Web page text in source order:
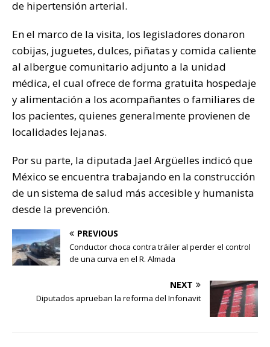
de hipertensión arterial.
En el marco de la visita, los legisladores donaron
cobijas, juguetes, dulces, piñatas y comida caliente
al albergue comunitario adjunto a la unidad
médica, el cual ofrece de forma gratuita hospedaje
y alimentación a los acompañantes o familiares de
los pacientes, quienes generalmente provienen de
localidades lejanas.
Por su parte, la diputada Jael Argüelles indicó que
México se encuentra trabajando en la construcción
de un sistema de salud más accesible y humanista
desde la prevención.
PREVIOUS
Conductor choca contra tráiler al perder el control
de una curva en el R. Almada
NEXT
Diputados aprueban la reforma del Infonavit